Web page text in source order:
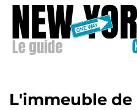
Aller
contenu
principal
L'immeuble